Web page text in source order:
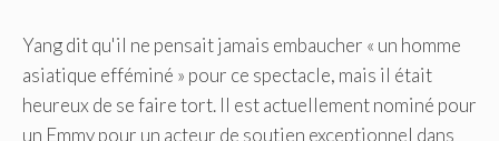
Yang dit qu'il ne pensait jamais embaucher « un homme
asiatique efféminé » pour ce spectacle, mais il était
heureux de se faire tort. Il est actuellement nominé pour
un Emmy pour un acteur de soutien exceptionnel dans